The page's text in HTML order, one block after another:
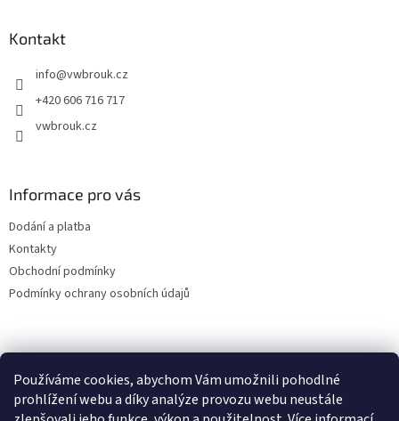
Používáme cookies, abychom Vám umožnili pohodlné
prohlížení webu a díky analýze provozu webu neustále
Kontakt
info@vwbrouk.cz
+420 606 716 717
vwbrouk.cz
Informace pro vás
Dodání a platba
Kontakty
Obchodní podmínky
Podmínky ochrany osobních údajů